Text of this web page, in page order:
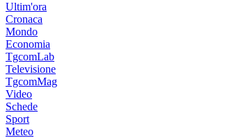
Ultim'ora
Cronaca
Mondo
Economia
TgcomLab
Televisione
TgcomMag
Video
Schede
Sport
Meteo